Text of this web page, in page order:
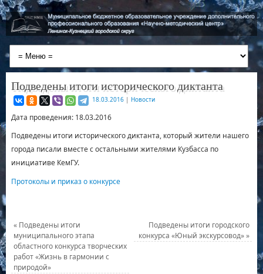
Подведены итоги исторического диктанта
18.03.2016 | Новости
Дата проведения: 18.03.2016
Подведены итоги исторического диктанта, который жители нашего
города писали вместе с остальными жителями Кузбасса по
инициативе КемГУ.
Протоколы и приказ о конкурсе
«Подведены итоги
муниципального этапа
областного конкурса творческих
работ «Жизнь в гармонии с
природой»
Подведены итоги городского
конкурса «Юный экскурсовод»»